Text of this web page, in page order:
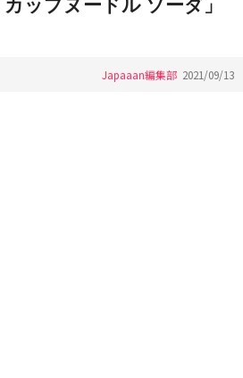
ップヌードル ソーダ」
Japaaan編集部 2021/09/13